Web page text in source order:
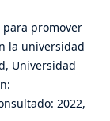
para promover
la universidad
Universidad
2022,